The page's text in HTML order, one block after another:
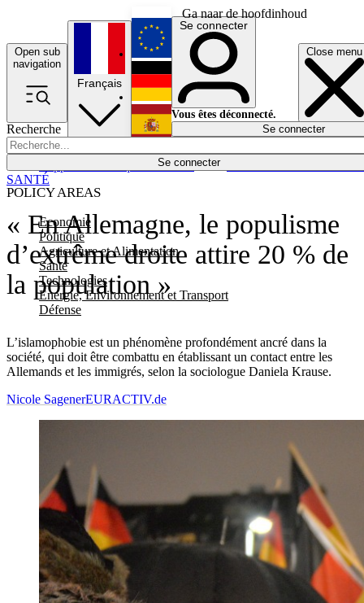
Ga naar de hoofdinhoud
Open sub
navigation
Close menu
Recherche
Se connecter
POLICY AREAS
Economie
Politique
Agriculture et Alimentation
Santé
Technologies
Energie, Environnement et Transport
Défense
Économie
Français
English
Deutsch
Español
Se connecter
Vous êtes déconnecté.
Se connecter
« En Allemagne, le populisme
d’extrême droite attire 20 % de
la population »
L’islamophobie est un phénomène profondément ancré dans la
société, qui doit être combattu en établissant un contact entre les
Allemands et les immigrés, selon la sociologue Daniela Krause.
SANTÉ
Nicole SagenerEURACTIV.de